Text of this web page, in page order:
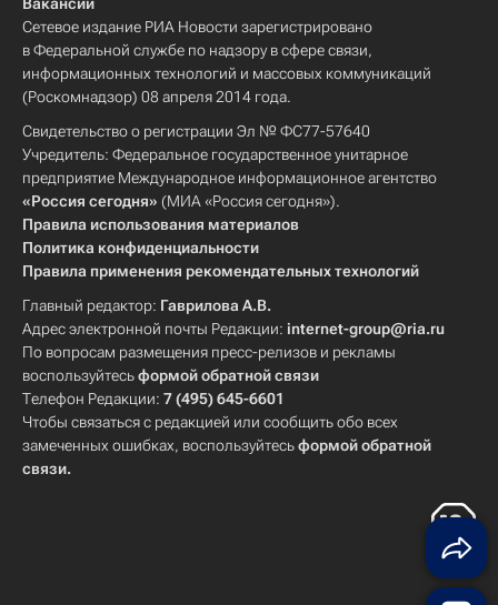
Сетевое издание РИА Новости зарегистрировано
в Федеральной службе по надзору в сфере связи,
информационных технологий и массовых коммуникаций
(Роскомнадзор) 08 апреля 2014 года.
Свидетельство о регистрации Эл № ФС77-57640
Учредитель: Федеральное государственное унитарное
предприятие Международное информационное агентство
«Россия сегодня» (МИА «Россия сегодня»).
Правила использования материалов
Политика конфиденциальности
Правила применения рекомендательных технологий
Главный редактор: Гаврилова А.В.
Адрес электронной почты Редакции: internet-group@ria.ru
По вопросам размещения пресс-релизов и рекламы
воспользуйтесьформой обратной связи
Телефон Редакции: 7 (495) 645-6601
Чтобы связаться с редакцией или сообщить обо всех
замеченных ошибках, воспользуйтесьформой обратной
связи.